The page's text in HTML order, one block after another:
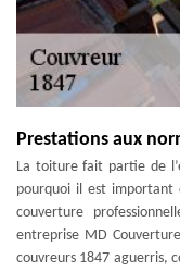
Prestations aux
La toiture fait partie de
pourquoi il est important
couverture
entreprise MD
couvreurs 1847 aguerris,